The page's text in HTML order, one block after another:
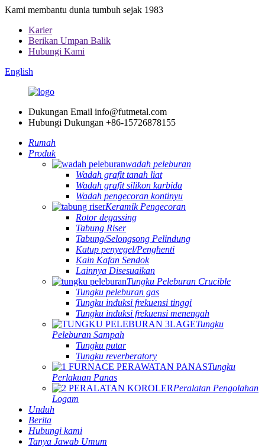
Kami membantu dunia tumbuh sejak 1983
Karier
Berikan Umpan Balik
Hubungi Kami
English
Dukungan Email info@futmetal.com
Hubungi Dukungan +86-15726878155
Rumah
Produk
wadah peleburan
Wadah grafit tanah liat
Wadah grafit silikon karbida
Wadah pengecoran kontinyu
Keramik Pengecoran
Rotor degassing
Tabung Riser
Tabung/Selongsong Pelindung
Katup penyegel/Penghenti
Kain Kafan Sendok
Lainnya Disesuaikan
Tungku Peleburan Crucible
Tungku peleburan gas
Tungku induksi frekuensi tinggi
Tungku induksi frekuensi menengah
Tungku
Peleburan Sampah
Tungku putar
Tungku reverberatory
Tungku
Perlakuan Panas
Peralatan Pengolahan
Logam
Unduh
Berita
Hubungi kami
Tanya Jawab Umum